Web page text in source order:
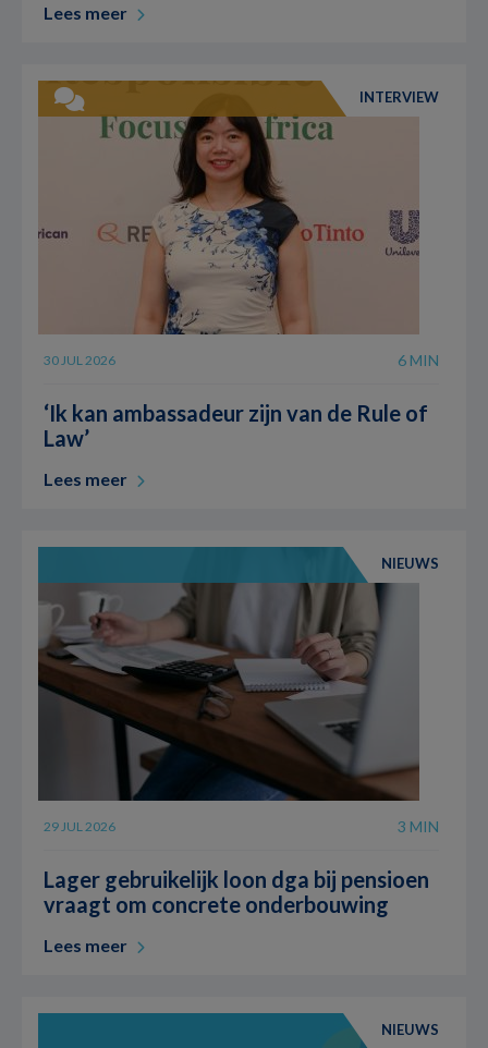
Lees meer
INTERVIEW
30 JUL 2026 6 MIN
‘Ik kan ambassadeur zijn van de Rule of
Law’
Lees meer
NIEUWS
29 JUL 2026 3 MIN
Lager gebruikelijk loon dga bij pensioen
vraagt om concrete onderbouwing
Lees meer
NIEUWS